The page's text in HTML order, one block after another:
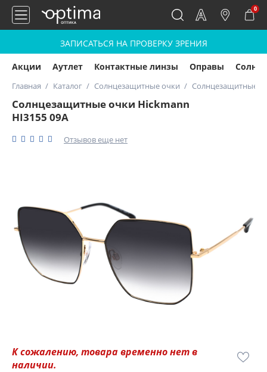
0
ЗАПИСАТЬСЯ НА ПРОВЕРКУ ЗРЕНИЯ
Акции Аутлет Контактные линзы Оправы
Главная Каталог Солнцезащитные очки Солнцезащитные
Солнцезащитные очки Hickmann
HI3155 09A
Отзывов еще нет
К сожалению, товара временно нет в
наличии.